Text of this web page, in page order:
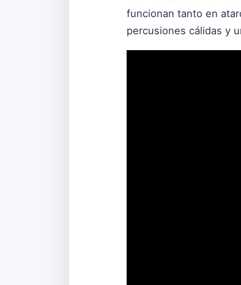
funcionan tanto en
percusiones cálidas y